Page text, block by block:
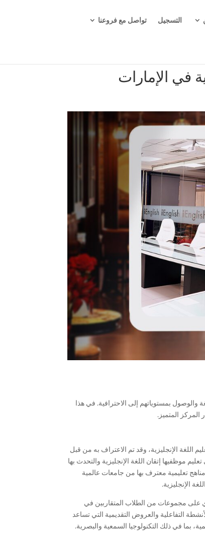
التسجيل
تواصل مع فروعنا
في الإمارات
والوصول بمستوياتهم إلى الاحترافية. في هذا
المتميز.
الإنجليزية، وقد تم الاعتراف به من قبل
موظفيها إتقان اللغة الإنجليزية والتحدث بها
تعليمية معترف بها من جامعات عالمية
على مجموعات من الطلاب المتقاربين في
التفاعلية والعروض التقديمية التي تساعد
بما في ذلك التكنولوجيا السمعية والبصرية.